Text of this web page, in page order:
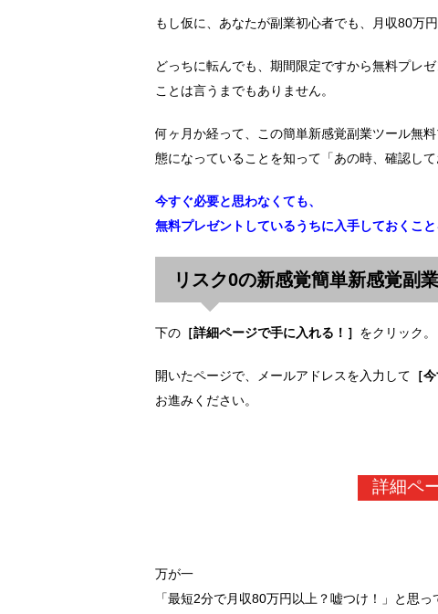
もし仮に、あなたが副業初心者でも、月収80万
どっちに転んでも、期間限定ですから無料プレ
ことは言うまでもありません。
何ヶ月か経って、この簡単新感覚副業ツール無
態になっていることを知って「あの時、確認し
今すぐ必要と思わなくても、
無料プレゼントしているうちに入手しておくこと
リスク0の新感覚簡単新感覚副
下の［詳細ページで手に入れる！］ をクリック。
開いたページで、メールアドレスを入力して ［
お進みください。
詳細ペ
万が一
「最短2分で月収80万円以上？嘘つけ！」と思っ